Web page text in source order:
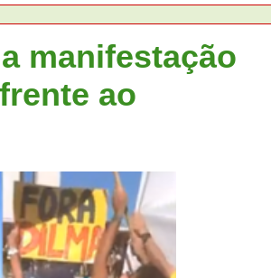
manifestação
ao